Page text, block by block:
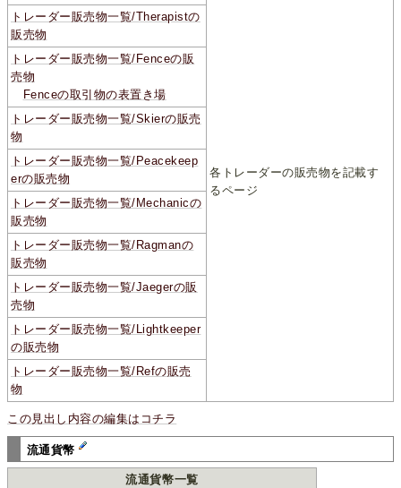
各トレーダーの販売物を記載す
るページ
トレーダー販売物一覧/Therapistの
販売物
トレーダー販売物一覧/Fenceの販
売物
Fenceの取引物の表置き場
トレーダー販売物一覧/Skierの販売
物
トレーダー販売物一覧/Peacekeep
erの販売物
トレーダー販売物一覧/Mechanicの
販売物
トレーダー販売物一覧/Ragmanの
販売物
トレーダー販売物一覧/Jaegerの販
売物
トレーダー販売物一覧/Lightkeeper
の販売物
トレーダー販売物一覧/Refの販売
物
この見出し内容の編集はコチラ
流通貨幣
流通貨幣一覧